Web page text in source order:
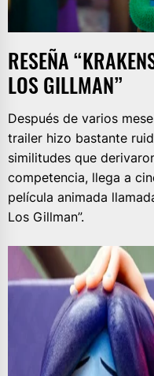
RESEÑA
LOS GILLMAN”
Después de varios
trailer hizo bastante
similitudes que
competencia, llega a
película animada
Los Gillman”.